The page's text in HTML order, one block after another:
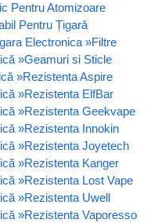
Pentru Atomizoare
Pentru Țigară
Electronica »Filtre
»Geamuri si Sticle
»Rezistenta Aspire
»Rezistenta ElfBar
»Rezistenta Geekvape
»Rezistenta Innokin
»Rezistenta Joyetech
»Rezistenta Kanger
»Rezistenta Lost Vape
»Rezistenta Uwell
»Rezistenta Vaporesso